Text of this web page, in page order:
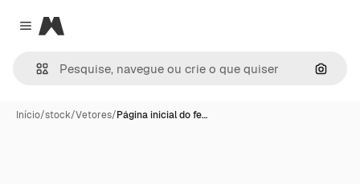
Close menu
Magnific
Início/stock/Vetores/Página inicial do fe…